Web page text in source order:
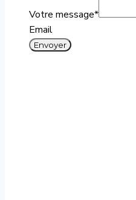
Votre message*
Email
Envoyer